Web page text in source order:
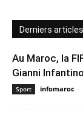
Derniers articles
Au Maroc, la
Gianni Infantino
Sport infomaroc -